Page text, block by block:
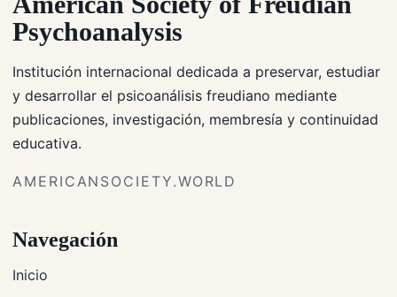
Psychoanalysis
Institución internacional dedicada a preservar, estudiar
y desarrollar el psicoanálisis freudiano mediante
publicaciones, investigación, membresía y continuidad
educativa.
AMERICANSOCIETY.WORLD
Navegación
Inicio